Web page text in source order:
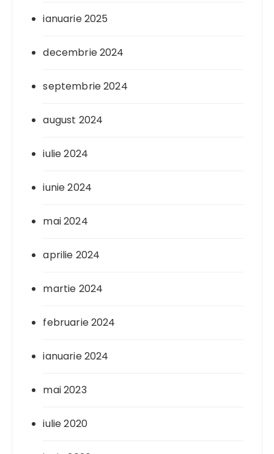
ianuarie 2025
decembrie 2024
septembrie 2024
august 2024
iulie 2024
iunie 2024
mai 2024
aprilie 2024
martie 2024
februarie 2024
ianuarie 2024
mai 2023
iulie 2020